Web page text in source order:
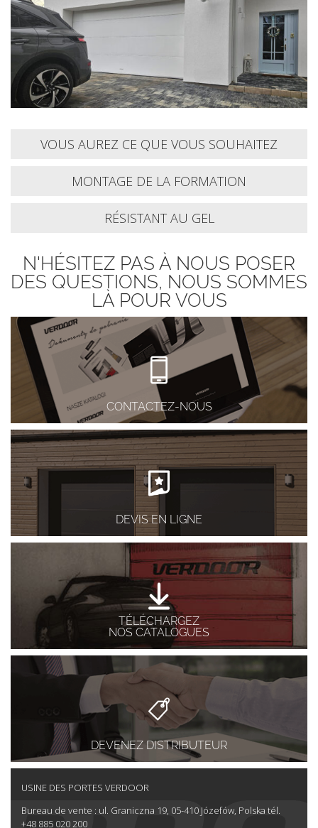
VOUS AUREZ CE QUE VOUS SOUHAITEZ
MONTAGE DE LA FORMATION
RÉSISTANT AU GEL
N'HÉSITEZ PAS À NOUS POSER
DES QUESTIONS, NOUS SOMMES
LÀ POUR VOUS
CONTACTEZ-NOUS
DEVIS EN LIGNE
TÉLÉCHARGEZ
NOS CATALOGUES
DEVENEZ DISTRIBUTEUR
USINE DES PORTES VERDOOR
Bureau de vente : ul. Graniczna 19, 05-410 Józefów, Polska tél.
+48 885 020 200